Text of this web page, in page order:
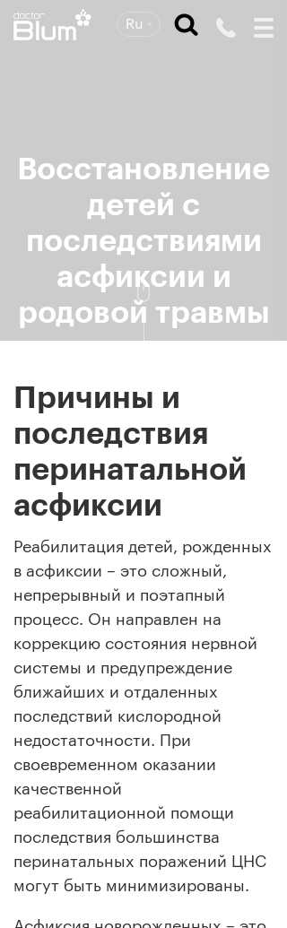
Ru
Восстановление
детей с
последствиями
асфиксии и
родовой травмы
Причины и
последствия
перинатальной
асфиксии
Реабилитация детей, рожденных
в асфиксии – это сложный,
непрерывный и поэтапный
процесс. Он направлен на
коррекцию состояния нервной
системы и предупреждение
ближайших и отдаленных
последствий кислородной
недостаточности. При
своевременном оказании
качественной
реабилитационной помощи
последствия большинства
перинатальных поражений ЦНС
могут быть минимизированы.